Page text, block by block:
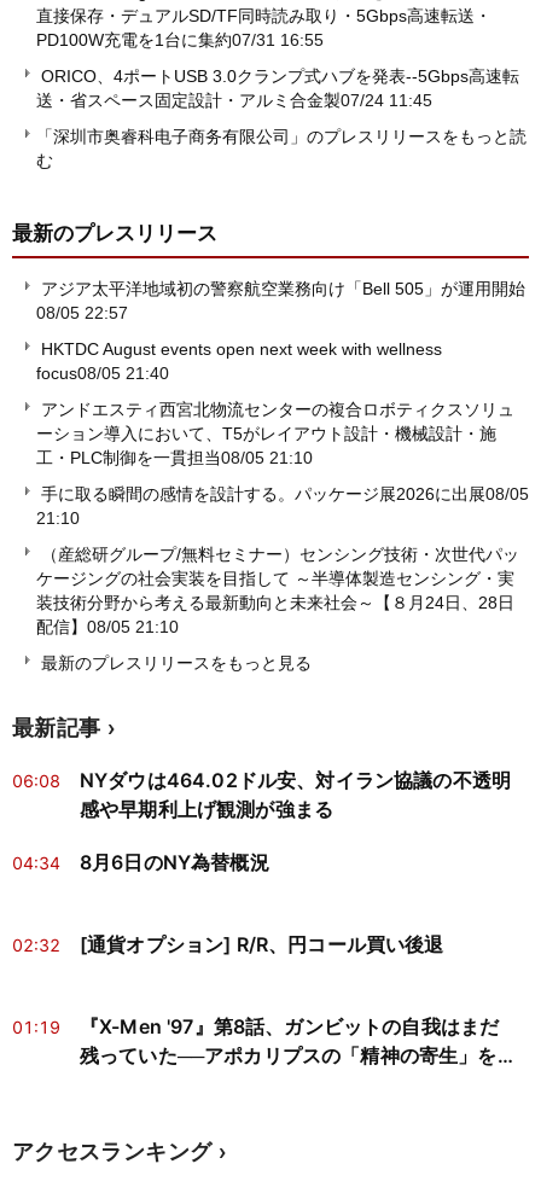
直接保存・デュアルSD/TF同時読み取り・5Gbps高速転送・
PD100W充電を1台に集約07/31 16:55
ORICO、4ポートUSB 3.0クランプ式ハブを発表--5Gbps高速転
送・省スペース固定設計・アルミ合金製07/24 11:45
「深圳市奥睿科电子商务有限公司」のプレスリリースをもっと読
む
最新のプレスリリース
アジア太平洋地域初の警察航空業務向け「Bell 505」が運用開始
08/05 22:57
HKTDC August events open next week with wellness
focus08/05 21:40
アンドエスティ西宮北物流センターの複合ロボティクスソリュ
ーション導入において、T5がレイアウト設計・機械設計・施
工・PLC制御を一貫担当08/05 21:10
手に取る瞬間の感情を設計する。パッケージ展2026に出展08/05
21:10
（産総研グループ/無料セミナー）センシング技術・次世代パッ
ケージングの社会実装を目指して ～半導体製造センシング・実
装技術分野から考える最新動向と未来社会～【８月24日、28日
配信】 08/05 21:10
最新のプレスリリースをもっと見る
最新記事
06:08
NYダウは464.02ドル安、対イラン協議の不透明
感や早期利上げ観測が強まる
04:34 8月6日のNY為替概況
02:32 [通貨オプション] R/R、円コール買い後退
01:19
『X-Men '97』第8話、ガンビットの自我はまだ
残っていた──アポカリプスの「精神の寄生」を神
アクセスランキング